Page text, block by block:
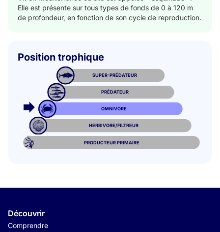
Elle est présente sur tous types de fonds de 0 à 120 m
de profondeur, en fonction de son cycle de reproduction.
Position trophique
PRÉDATEUR
OMNIVORE
HERBIVORE/FILTREUR
PRODUCTEUR PRIMAIRE
SUPER-PRÉDATEUR
Découvrir
Comprendre